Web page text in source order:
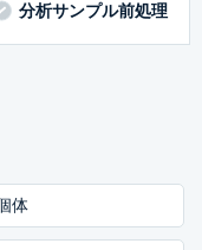
分析サンプル前処理
体